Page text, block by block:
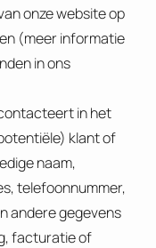
onze website op
(meer informatie
in ons
in het
klant of
naam,
telefoonnummer,
andere gegevens
facturatie of